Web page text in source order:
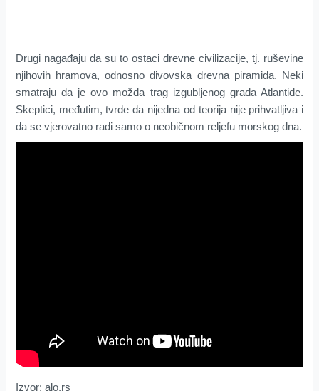
Drugi nagađaju da su to ostaci drevne civilizacije, tj. ruševine
njihovih hramova, odnosno divovska drevna piramida. Neki
smatraju da je ovo možda trag izgubljenog grada Atlantide.
Skeptici, međutim, tvrde da nijedna od teorija nije prihvatljiva i
da se vjerovatno radi samo o neobičnom reljefu morskog dna.
Izvor: alo.rs